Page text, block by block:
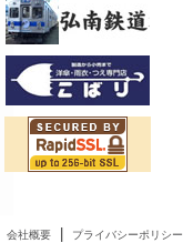
会社概要| プライバシーポリシー